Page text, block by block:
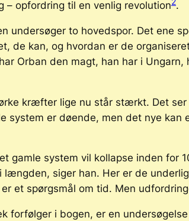
– opfordring til en venlig revolution .
undersøger to hovedspor. Det ene
de kan, og hvordan er de
Orban den magt, han har i
kræfter lige nu står stærkt. Det
system er døende, men det nye
gamle system vil kollapse inden for
længden, siger han. Her er de
et spørgsmål om tid. Men
forfølger i bogen, er en